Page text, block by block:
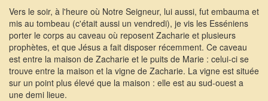
Vers le soir, à l'heure où Notre Seigneur, lui aussi, fut embauma et
mis au tombeau (c'était aussi un vendredi), je vis les Esséniens
porter le corps au caveau où reposent Zacharie et plusieurs
prophètes, et que Jésus a fait disposer récemment. Ce caveau
est entre la maison de Zacharie et le puits de Marie : celui-ci se
trouve entre la maison et la vigne de Zacharie. La vigne est située
sur un point plus élevé que la maison : elle est au sud-ouest a
une demi lieue.